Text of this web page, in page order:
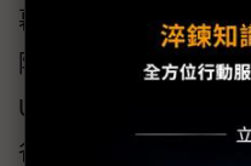
幕也日益普遍並廣受
除了推出本次的示範
USB Hub與USB PD
各種具備USB PD充